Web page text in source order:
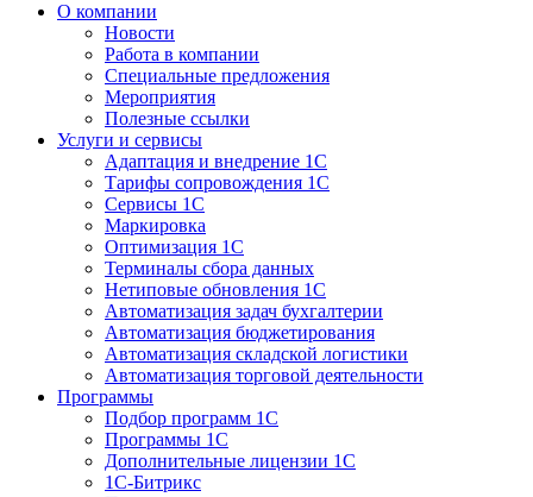
О компании
Новости
Работа в компании
Специальные предложения
Мероприятия
Полезные ссылки
Услуги и сервисы
Адаптация и внедрение 1С
Тарифы сопровождения 1С
Сервисы 1С
Маркировка
Оптимизация 1С
Терминалы сбора данных
Нетиповые обновления 1С
Автоматизация задач бухгалтерии
Автоматизация бюджетирования
Автоматизация складской логистики
Автоматизация торговой деятельности
Программы
Подбор программ 1С
Программы 1С
Дополнительные лицензии 1С
1С-Битрикс